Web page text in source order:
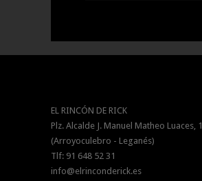
EL RINCÓN DE RICK
Plz. Alcalde J. Manuel Matheo Luaces, 1
(Arroyoculebro - Leganés)
Tlf: 91 648 52 31
info@elrinconderick.es